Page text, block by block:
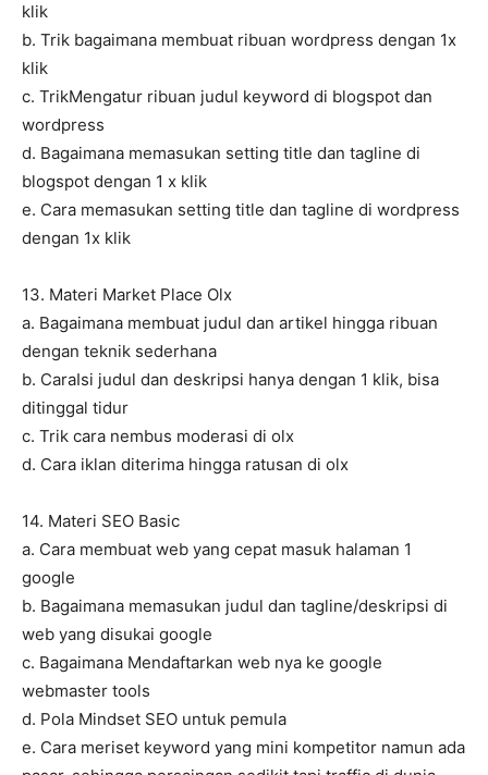
klik
b. Trik bagaimana membuat ribuan wordpress dengan 1x
klik
c. TrikMengatur ribuan judul keyword di blogspot dan
wordpress
d. Bagaimana memasukan setting title dan tagline di
blogspot dengan 1 x klik
e. Cara memasukan setting title dan tagline di wordpress
dengan 1x klik
13. Materi Market Place Olx
a. Bagaimana membuat judul dan artikel hingga ribuan
dengan teknik sederhana
b. CaraIsi judul dan deskripsi hanya dengan 1 klik, bisa
ditinggal tidur
c. Trik cara nembus moderasi di olx
d. Cara iklan diterima hingga ratusan di olx
14. Materi SEO Basic
a. Cara membuat web yang cepat masuk halaman 1
google
b. Bagaimana memasukan judul dan tagline/deskripsi di
web yang disukai google
c. Bagaimana Mendaftarkan web nya ke google
webmaster tools
d. Pola Mindset SEO untuk pemula
e. Cara meriset keyword yang mini kompetitor namun ada